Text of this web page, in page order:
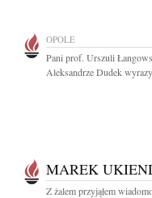
OPOLE
Pani prof. Urszuli
Aleksandrze Dudek
MAREK
Z żalem przyjąłem